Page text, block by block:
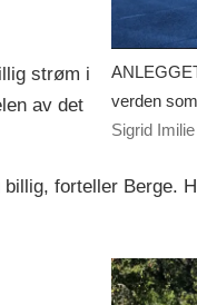
verden
Sigrid
strøm i
av det
forteller Berge.